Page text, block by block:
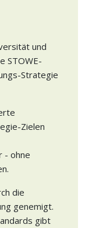
und
STOWE-
Strategie
Zielen
- ohne
die
genemigt.
gibt